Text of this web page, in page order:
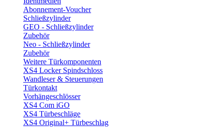
Abonnement-Voucher
Schließzylinder
GEO - Schließzylinder
Zubehör
Neo - Schließzylinder
Zubehör
Weitere Türkomponenten
XS4 Locker Spindschloss
Wandleser & Steuerungen
Türkontakt
Vorhängeschlösser
XS4 Com iGO
XS4 Türbeschläge
XS4 Original+ Türbeschlag